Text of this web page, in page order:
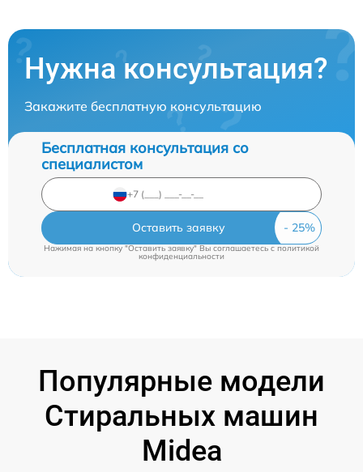
Нужна консультация?
Закажите бесплатную консультацию
Бесплатная консультация со
специалистом
Оставить заявку
Нажимая на кнопку "Оставить заявку" Вы соглашаетесь cполитикой
конфиденциальности
Популярные модели
Стиральных машин
Midea